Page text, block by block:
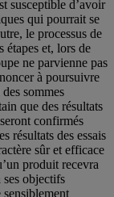
susceptible d’avoir
qui pourrait se
le processus de
étapes et, lors de
ne parvienne pas
à poursuivre
sommes
que des résultats
confirmés
résultats des essais
sûr et efficace
produit recevra
ses objectifs